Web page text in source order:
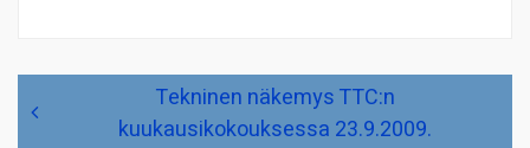
selaus
Tekninen näkemys TTC:n
kuukausikokouksessa 23.9.2009.